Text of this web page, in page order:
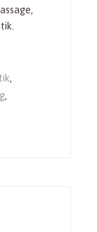
,
,